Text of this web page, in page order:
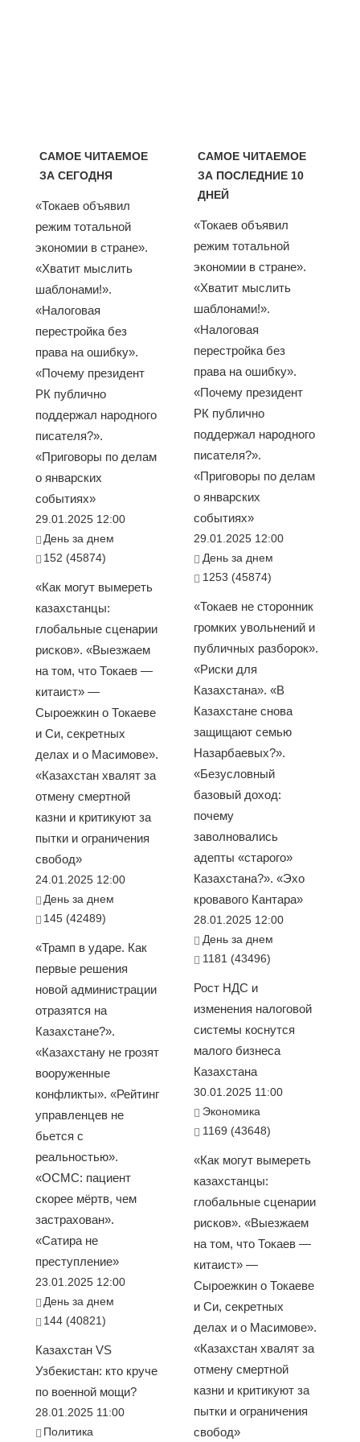
САМОЕ ЧИТАЕМОЕ
ЗА СЕГОДНЯ
«Токаев объявил
режим тотальной
экономии в стране».
«Хватит мыслить
шаблонами!».
«Налоговая
перестройка без
права на ошибку».
«Почему президент
РК публично
поддержал народного
писателя?».
«Приговоры по делам
о январских
событиях»
29.01.2025 12:00
День за днем
152 (45874)
«Как могут вымереть
казахстанцы:
глобальные сценарии
рисков». «Выезжаем
на том, что Токаев —
китаист» —
Сыроежкин о Токаеве
и Си, секретных
делах и о Масимове».
«Казахстан хвалят за
отмену смертной
казни и критикуют за
пытки и ограничения
свобод»
24.01.2025 12:00
День за днем
145 (42489)
«Трамп в ударе. Как
первые решения
новой администрации
отразятся на
Казахстане?».
«Казахстану не грозят
вооруженные
конфликты». «Рейтинг
управленцев не
бьется с
реальностью».
«ОСМС: пациент
скорее мёртв, чем
застрахован».
«Сатира не
преступление»
23.01.2025 12:00
День за днем
144 (40821)
Казахстан VS
Узбекистан: кто круче
по военной мощи?
28.01.2025 11:00
Политика
САМОЕ ЧИТАЕМОЕ
ЗА ПОСЛЕДНИЕ 10
ДНЕЙ
«Токаев объявил
режим тотальной
экономии в стране».
«Хватит мыслить
шаблонами!».
«Налоговая
перестройка без
права на ошибку».
«Почему президент
РК публично
поддержал народного
писателя?».
«Приговоры по делам
о январских
событиях»
29.01.2025 12:00
День за днем
1253 (45874)
«Токаев не сторонник
громких увольнений и
публичных разборок».
«Риски для
Казахстана». «В
Казахстане снова
защищают семью
Назарбаевых?».
«Безусловный
базовый доход:
почему
заволновались
адепты «старого»
Казахстана?». «Эхо
кровавого Кантара»
28.01.2025 12:00
День за днем
1181 (43496)
Рост НДС и
изменения налоговой
системы коснутся
малого бизнеса
Казахстана
30.01.2025 11:00
Экономика
1169 (43648)
«Как могут вымереть
казахстанцы:
глобальные сценарии
рисков». «Выезжаем
на том, что Токаев —
китаист» —
Сыроежкин о Токаеве
и Си, секретных
делах и о Масимове».
«Казахстан хвалят за
отмену смертной
казни и критикуют за
пытки и ограничения
свобод»